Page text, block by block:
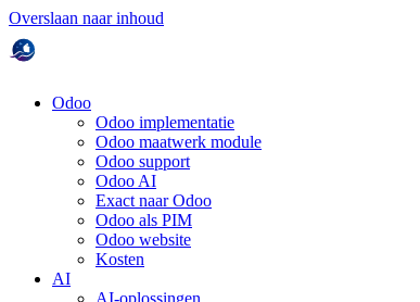
Overslaan naar inhoud
Odoo
Odoo implementatie
Odoo maatwerk module
Odoo support
Odoo AI
Exact naar Odoo
Odoo als PIM
Odoo website
Kosten
AI
AI-oplossingen